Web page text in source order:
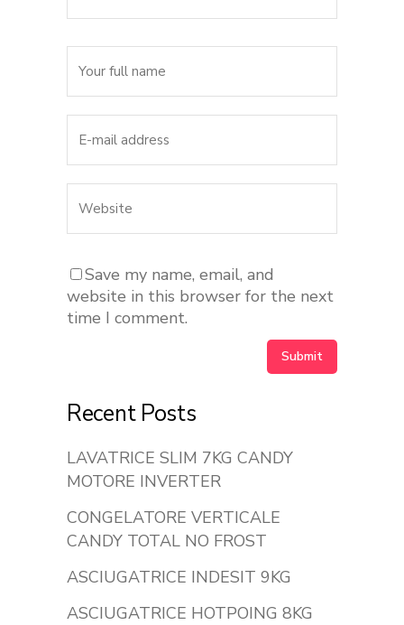
Save my name, email, and
website in this browser for the next
time I comment.
Recent Posts
LAVATRICE SLIM 7KG CANDY
MOTORE INVERTER
CONGELATORE VERTICALE
CANDY TOTAL NO FROST
ASCIUGATRICE INDESIT 9KG
ASCIUGATRICE HOTPOING 8KG